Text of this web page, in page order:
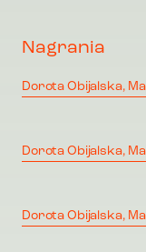
Nagrania